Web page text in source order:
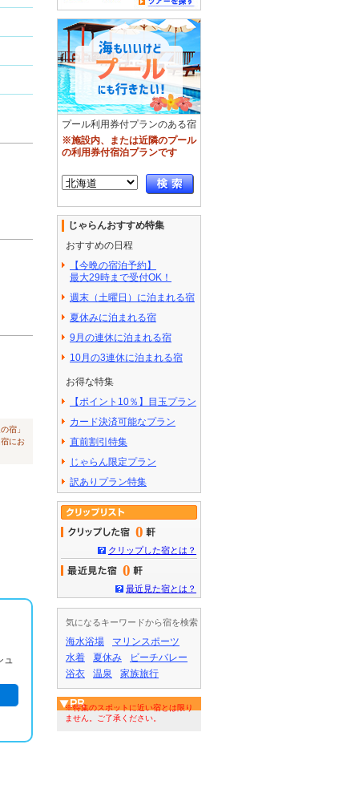
宿」
にお
ュ
プール利用券付プランのある宿
※施設内、または近隣のプール
の利用券付宿泊プランです
じゃらんおすすめ特集
おすすめの日程
【今晩の宿泊予約】
最大29時まで受付OK！
週末（土曜日）に泊まれる宿
夏休みに泊まれる宿
9月の連休に泊まれる宿
10月の3連休に泊まれる宿
お得な特集
【ポイント10％】目玉プラン
カード決済可能なプラン
直前割引特集
じゃらん限定プラン
訳ありプラン特集
気になるキーワードから宿を検索
海水浴場
マリンスポーツ
水着
夏休み
ビーチバレー
浴衣
温泉 家族旅行
※特集のスポットに近い宿とは限り
ません。ご了承ください。